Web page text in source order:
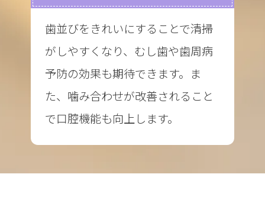
歯並びをきれいにすることで清掃
がしやすくなり、むし歯や歯周病
予防の効果も期待できます。ま
た、噛み合わせが改善されること
で口腔機能も向上します。